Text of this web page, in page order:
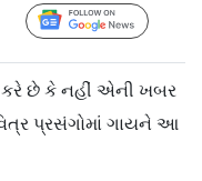
Follow Us
કરે છે કે નહીં એની ખબર
પ્રસંગોમાં ગાયને આ